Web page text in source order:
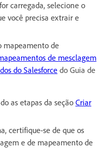
carregada, selecione o
você precisa extrair e
mapeamento de
de mesclagem
do Salesforce do Guia de
as etapas da seção Criar
certifique-se de que os
e de mapeamento de